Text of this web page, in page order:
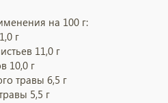
на 100 г:
г
11,0 г
10,0 г
травы 6,5 г
5,5 г